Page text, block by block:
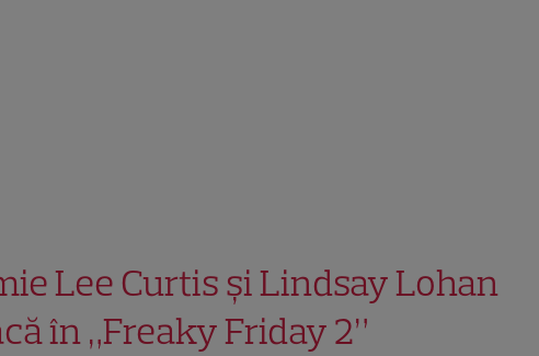
Lee Curtis și Lindsay Lohan
în „Freaky Friday 2”